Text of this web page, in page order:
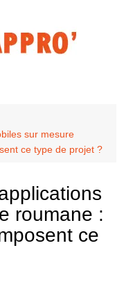
sur mesure
ce type de projet ?
roumane :
ce